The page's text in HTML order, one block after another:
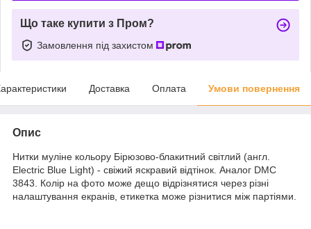
Що таке купити з Пром?
Замовлення під захистом
Доставка Оплата Умови повернення
Опис
Нитки муліне кольору Бірюзово-блакитний світлий (англ.
Electric Blue Light) - свіжий яскравий відтінок. Аналог DMC
3843. Колір на фото може дещо відрізнятися через різні
налаштування екранів, етикетка може різнитися між партіями.